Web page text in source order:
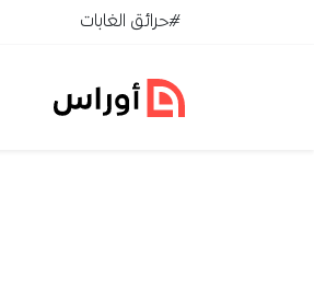
تخطي إلى المحتوى#حرائق الغابات